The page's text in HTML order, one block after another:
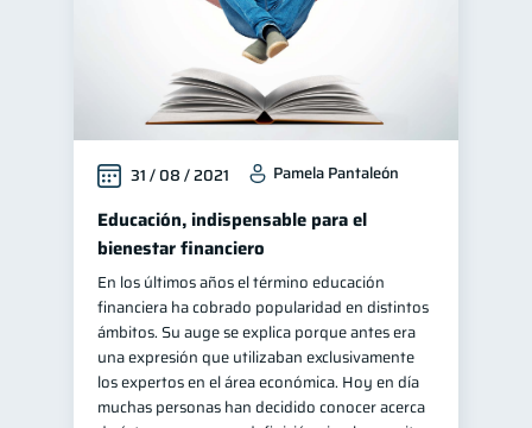
31 / 08 / 2021 Pamela Pantaleón
Educación, indispensable para el
bienestar financiero
En los últimos años el término educación
financiera ha cobrado popularidad en distintos
ámbitos. Su auge se explica porque antes era
una expresión que utilizaban exclusivamente
los expertos en el área económica. Hoy en día
muchas personas han decidido conocer acerca